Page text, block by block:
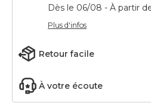
Dès le 06/08 - À partir
Plus d'infos
Retour facile
À votre écoute